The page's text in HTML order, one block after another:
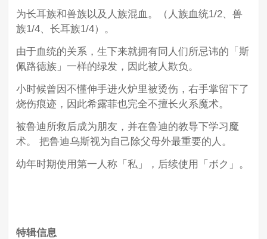
为长耳族和兽族以及人族混血。（人族血统1/2、兽
族1/4、长耳族1/4）。
由于血统的关系，生下来就拥有同人们所忌讳的「斯
佩路德族」一样的绿发，因此被人欺负。
小时候曾因不懂伸手进火炉里被烫伤，右手掌留下了
烧伤痕迹，因此希露菲也完全不擅长火系魔术。
被鲁迪所救后成为朋友，并在鲁迪的教导下学习魔
术。 把鲁迪乌斯视为自己除父母外最重要的人。
幼年时期使用第一人称「私」，后续使用「ボク」。
特辑信息